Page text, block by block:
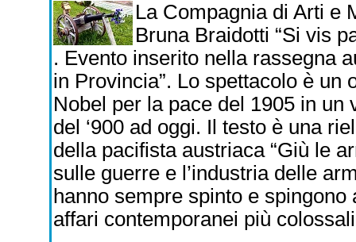
La Compagnia di Arti e
Bruna Braidotti “Si vis
. Evento inserito nella rassegna
in Provincia”. Lo spettacolo è un
Nobel per la pace del 1905 in
del ‘900 ad oggi. Il testo è una
della pacifista austriaca “Giù le
sulle guerre e l’industria delle
hanno sempre spinto e
affari contemporanei più